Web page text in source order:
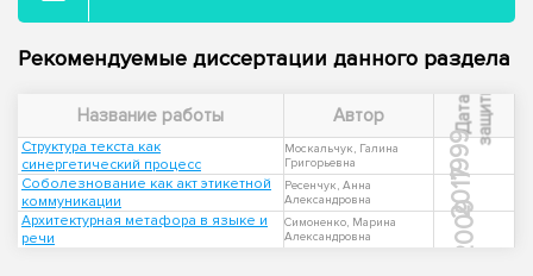
Рекомендуемые диссертации данного раздела
Название работы Автор Д
а
т
а
з
а
щ
и
ты
Структура текста как
синергетический процесс
Москальчук, Галина
Григорьевна
1999
Соболезнование как акт этикетной
коммуникации
Ресенчук, Анна
Александровна
2017
Архитектурная метафора в языке и
речи
Симоненко, Марина
Александровна
2009